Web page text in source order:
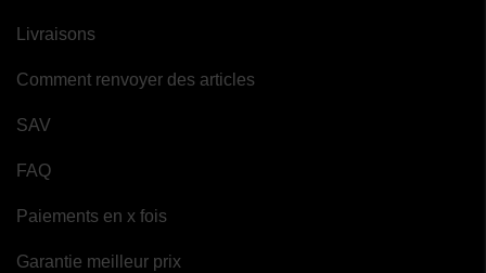
Livraisons
Comment renvoyer des articles
SAV
FAQ
Paiements en x fois
Garantie meilleur prix